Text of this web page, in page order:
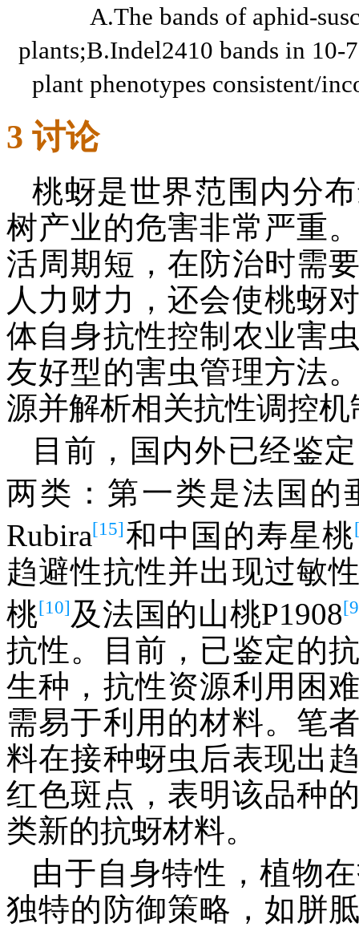
A.The bands of aphid-
plants;B.Indel2410 bands in
plant phenotypes consistent/
3 讨论
桃蚜是世界范围内分
树产业的危害非常严重
活周期短，在防治时需
人力财力，还会使桃蚜
体自身抗性控制农业害
友好型的害虫管理方法
源并解析相关抗性调控机
目前，国内外已经鉴
两类：第一类是法国的
Rubira[15]和中国的寿星桃
趋避性抗性并出现过敏
桃[10] 及法国的山桃P1908
抗性。目前，已鉴定的
生种，抗性资源利用困
需易于利用的材料。笔
料在接种蚜虫后表现出
红色斑点，表明该品种
类新的抗蚜材料。
由于自身特性，植物
独特的防御策略，如胼